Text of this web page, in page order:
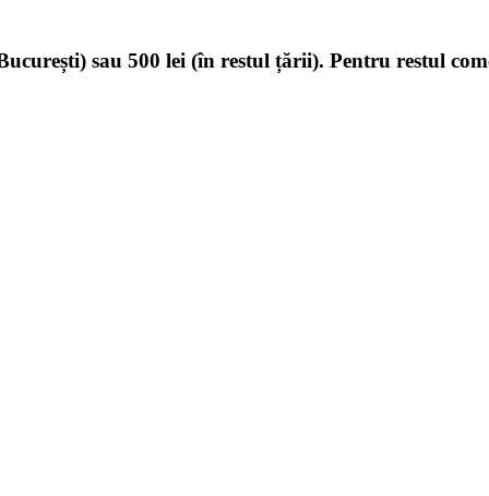
sau 500 lei (în restul țării). Pentru restul